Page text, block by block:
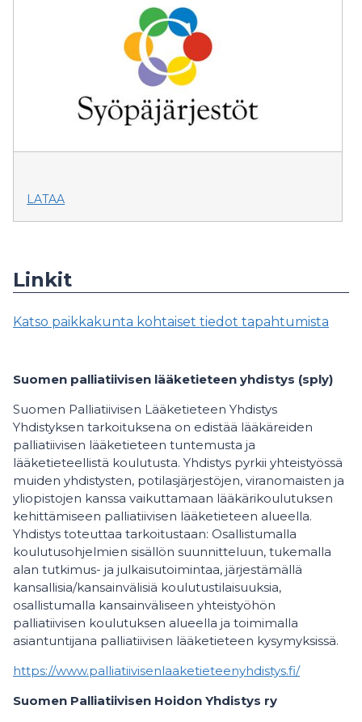
LATAA
Linkit
Katso paikkakunta kohtaiset tiedot tapahtumista
Suomen palliatiivisen lääketieteen yhdistys (sply)
Suomen Palliatiivisen Lääketieteen Yhdistys
Yhdistyksen tarkoituksena on edistää lääkäreiden
palliatiivisen lääketieteen tuntemusta ja
lääketieteellistä koulutusta. Yhdistys pyrkii yhteistyössä
muiden yhdistysten, potilasjärjestöjen, viranomaisten ja
yliopistojen kanssa vaikuttamaan lääkärikoulutuksen
kehittämiseen palliatiivisen lääketieteen alueella.
Yhdistys toteuttaa tarkoitustaan: Osallistumalla
koulutusohjelmien sisällön suunnitteluun, tukemalla
alan tutkimus- ja julkaisutoimintaa, järjestämällä
kansallisia/kansainvälisiä koulutustilaisuuksia,
osallistumalla kansainväliseen yhteistyöhön
palliatiivisen koulutuksen alueella ja toimimalla
asiantuntijana palliatiivisen lääketieteen kysymyksissä.
https://www.palliatiivisenlaaketieteenyhdistys.fi/
Suomen Palliatiivisen Hoidon Yhdistys ry